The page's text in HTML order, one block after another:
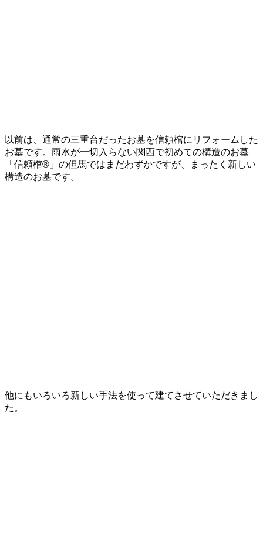
以前は、通常の三重台だったお墓を信頼棺にリフォームした
お墓です。雨水が一切入らない関西で初めての構造のお墓
「信頼棺®」の但馬ではまだわずかですが、まったく新しい
構造のお墓です。
他にもいろいろ新しい手法を使って建てさせていただきまし
た。